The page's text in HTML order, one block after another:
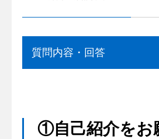
質問内容・回答
①自己紹介をお